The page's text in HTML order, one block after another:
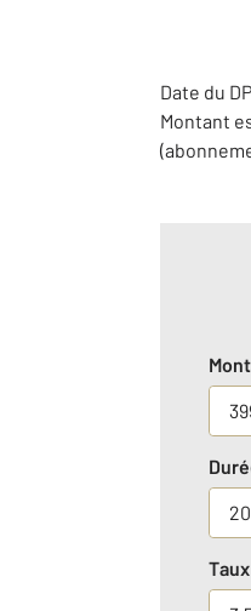
Date du
Montant